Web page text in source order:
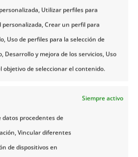
Utilizar perfiles para
Crear un perfil para
Uso de perfiles para la selección de
Desarrollo y mejora de los servicios, Uso
objetivo de seleccionar el contenido.
Siempre activo
datos procedentes de
Vincular diferentes
de dispositivos en
para viajara Noruega no tiene
de cabeza. Con una buena
funcionales y algunos
listo para vivir un verano
que todo sea aún más
ideal. Diseñamos viajes a
solo tengas que preocuparte de
bien la maleta.